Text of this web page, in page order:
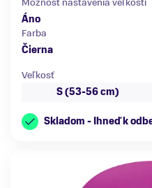
Áno
Farba
Čierna
Veľkosť
S (53-56 cm)
Skladom - Ihneď k